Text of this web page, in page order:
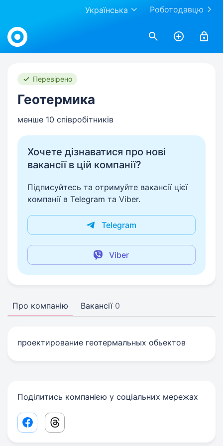
Роботодавцю
Українська
Work.ua
Перевірено
Геотермика
менше 10 співробітників
Хочете дізнаватися про нові
вакансії в цій компанії?
Підписуйтесь та отримуйте вакансії цієї
компанії в Telegram та Viber.
Telegram
Viber
Про компанію Вакансії 0
проектирование геотермальных обьектов
Поділитись компанією у соціальних мережах
Facebook share link
Threads share link